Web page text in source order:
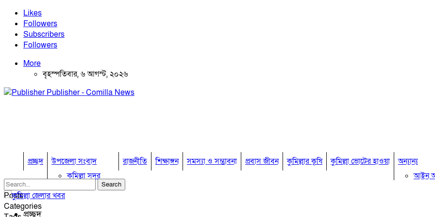
Likes
Followers
Subscribers
Followers
More
বৃহস্পতিবার, ৬ আগস্ট, ২০২৬
Publisher - Comilla News
প্রচ্ছদ
উপজেলা সংবাদ
কুমিল্লা সদর
কুমিল্লা সদর দক্ষিণ
রাজনীতি শিক্ষাঙ্গন সমস্যা ও সম্ভাবনা প্রবাস জীবন কুমিল্লার কৃষি কুমিল্লা ভোটের হাওয়া
অন্যান্য
আইন
Posts
Categories
প্রচ্ছদ